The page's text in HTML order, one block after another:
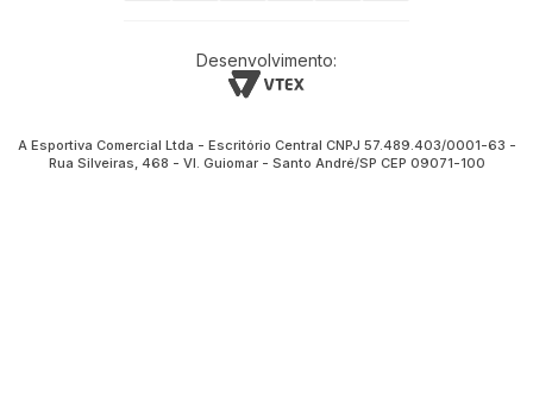
Desenvolvimento:
A Esportiva Comercial Ltda - Escritório Central CNPJ 57.489.403/0001-63 -
Rua Silveiras, 468 - Vl. Guiomar - Santo André/SP CEP 09071-100